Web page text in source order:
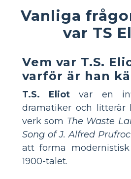
Vanliga
var TS
Vem var T.S.
varför är han
T.S. Eliot var en
dramatiker och litterär
verk som The Waste
Song of J. Alfred
att forma
1900-talet.